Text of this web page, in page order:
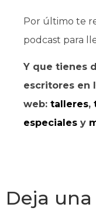
Por último te
podcast para
Y que tienes
escritores en
web: talleres,
especiales y
Deja